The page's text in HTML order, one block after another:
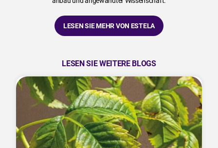
LESEN SIE MEHR VON ESTELA
LESEN SIE WEITERE BLOGS